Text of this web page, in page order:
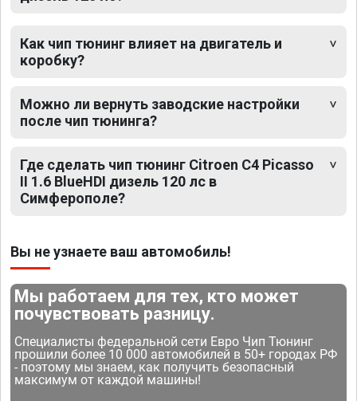
Как чип тюнинг влияет на двигатель и
коробку?
Можно ли вернуть заводские настройки
после чип тюнинга?
Где сделать чип тюнинг Citroen C4 Picasso
II 1.6 BlueHDI дизель 120 лс в
Симферополе?
Вы не узнаете ваш автомобиль!
Мы работаем для тех, кто может
почувствовать разницу.
Специалисты федеральной сети Евро Чип Тюнинг
прошили более 10 000 автомобилей в 50+ городах РФ
- поэтому мы знаем, как получить безопасный
максимум от каждой машины!